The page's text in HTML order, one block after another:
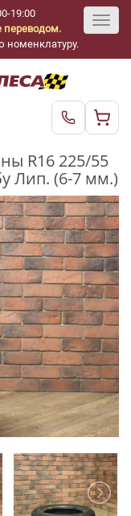
19:00
переводом.
номенклатуру.
R16 225/55
Лип. (6-7 мм.)